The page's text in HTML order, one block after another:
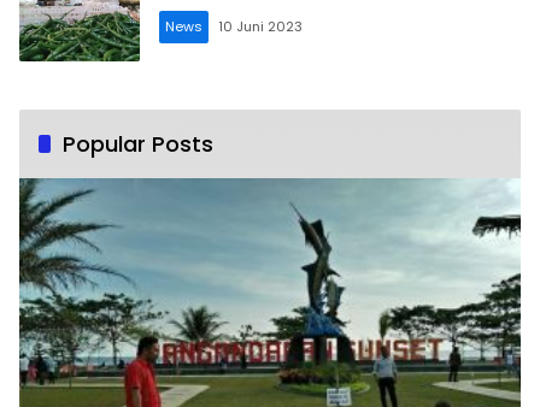
News 10 Juni 2023
Popular Posts